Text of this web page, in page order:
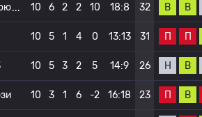
10 6 2 2 10 18:8 32 В В
10 5 1 4 0 13:13 31 П П
10 5 3 2 5 14:9 26 Н В
10 3 1 6 -2 16:18 23 П В